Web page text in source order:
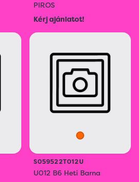
PIROS
Kérj ajánlatot!
S059522T012U
U012 B6 Heti Barna